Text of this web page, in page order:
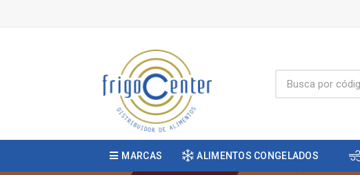
MARCAS ALIMENTOS CONGELADOS